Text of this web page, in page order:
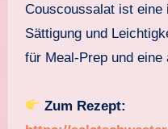
Couscoussalat ist eine
Sättigung und
für Meal-Prep und eine
Zum Rezept: